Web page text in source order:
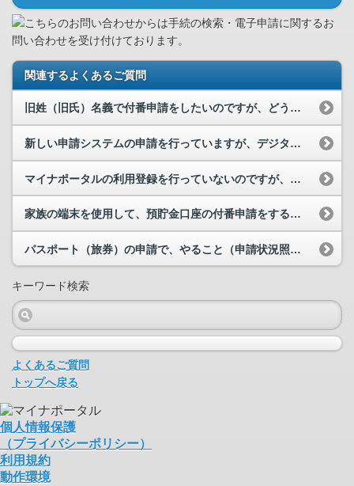
こちらのお問い合わせからは手続の検索・電子申請に関するお
問い合わせを受け付けております。
関連するよくあるご質問
旧姓（旧氏）名義で付番申請をしたいのですが、どうすればいいでしょうか。
新しい申請システムの申請を行っていますが、デジタル認証アプリの認証が失敗します。どうすればよい...
マイナポータルの利用登録を行っていないのですが、手元のiPhoneにiPhoneのマイナンバー...
家族の端末を使用して、預貯金口座の付番申請をすることはできますか。
パスポート（旅券）の申請で、やること（申請状況照会）が「訂正待ち」（「要訂正」）のため再申請を...
キーワード検索
よくあるご質問
トップへ戻る
個人情報保護
（プライバシーポリシー）
利用規約
動作環境